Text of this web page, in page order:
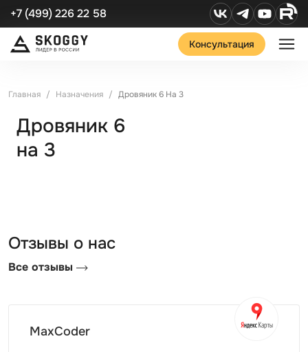
+7 (499) 226 22 58
Консультация
Главная Назначения Дровяник 6 На 3
Дровяник 6
на 3
Отзывы о нас
Все отзывы
MaxCoder